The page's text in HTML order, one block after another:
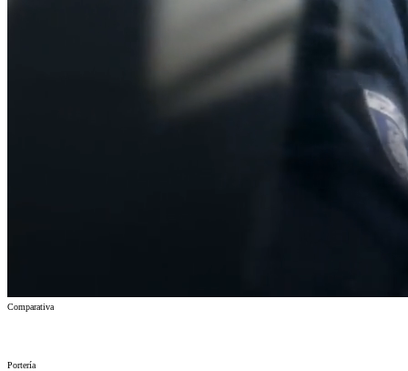
Comparativa
Portería